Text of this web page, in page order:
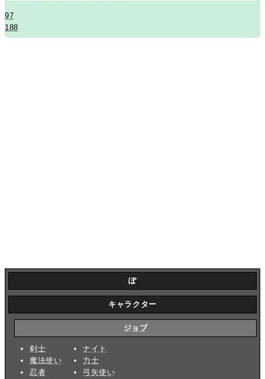
97
188
ぽ
キャラクター
ジョブ
剣士
魔法使い
忍者
ナイト
力士
弓矢使い